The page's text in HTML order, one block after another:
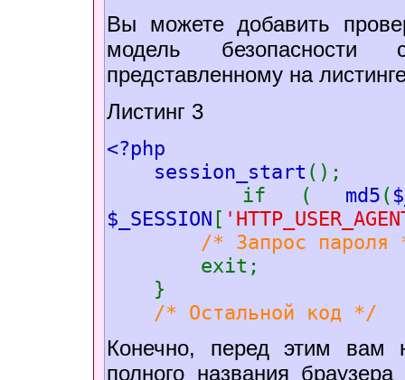
Вы можете добавить
модель
представленному на
Листинг 3
<?php
session_start ();
if ( md5(
$_SESSION [
/* Запрос пароля
exit;
}
/* Остальной код */
Конечно, перед этим вам
полного названия